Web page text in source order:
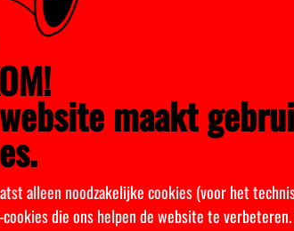
maakt
alleen noodzakelijke cookies (voor het
die ons helpen de website te verbeteren.